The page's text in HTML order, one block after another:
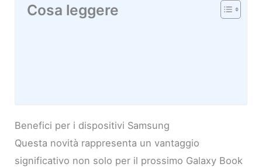
Cosa leggere
Benefici per i dispositivi Samsung
Questa novità rappresenta un vantaggio
significativo non solo per il prossimo Galaxy Book